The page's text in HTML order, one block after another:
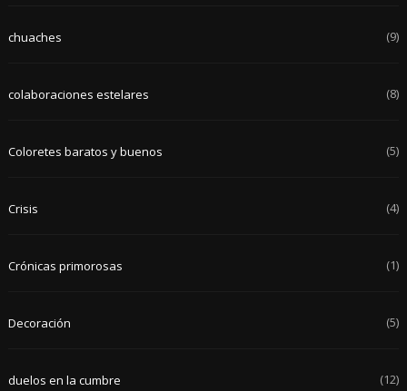
chuaches (9)
colaboraciones estelares (8)
Coloretes baratos y buenos (5)
Crisis (4)
Crónicas primorosas (1)
Decoración (5)
duelos en la cumbre (12)